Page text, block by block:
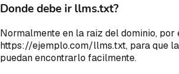
Donde debe ir llms.txt?
Normalmente en la raiz del dominio, por
https://ejemplo.com/llms.txt, para que
puedan encontrarlo facilmente.